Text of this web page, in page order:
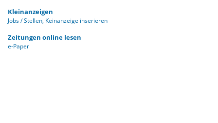
Kleinanzeigen
Jobs / Stellen Keinanzeige inserieren
Zeitungen online lesen
e-Paper